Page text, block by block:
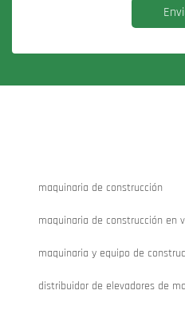
maquinaria de construcción
maquinaria de construcción en
maquinaria y equipo de
distribuidor de elevadores de